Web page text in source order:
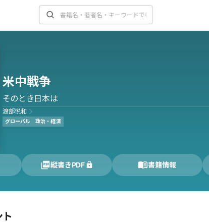
米中戦争
そのとき日本は
渡部悦和
グローバル 政治・経済
縦書きPDF 書籍情報